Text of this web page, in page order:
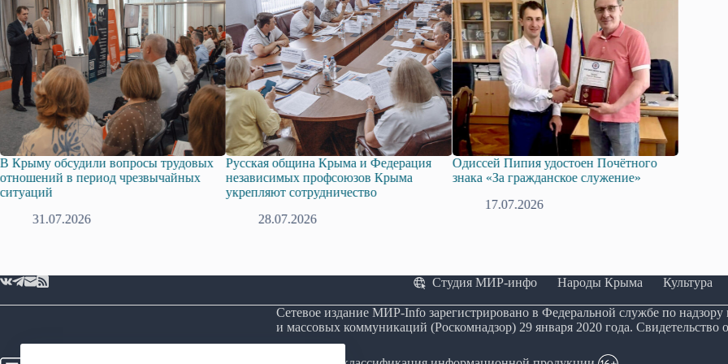
вопросы трудовых
в период чрезвычайных
Русская община Крыма и Федерация
независимых профсоюзов Крыма
укрепляют сотрудничество
28.07.2026
Одиссей Пипия удостоен Почётного
знака «За гражданское служение»
Госдума приняла в
законопроект о
Студия МИР-инфо Народы Крыма Культура
Сетевое издание МИР-Info зарегистрировано в Федеральной службе по
и массовых коммуникаций (Роскомнадзор) 29 января 2020 года. Свидетельство